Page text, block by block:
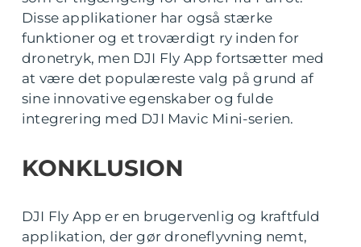
Disse applikationer har også stærke
funktioner og et troværdigt ry inden for
dronetryk, men DJI Fly App fortsætter med
at være det populæreste valg på grund af
sine innovative egenskaber og fulde
integrering med DJI Mavic Mini-serien.
KONKLUSION
DJI Fly App er en brugervenlig og kraftfuld
applikation, der gør droneflyvning nemt,